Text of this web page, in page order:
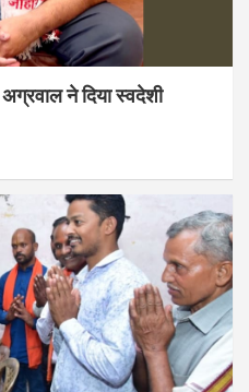
ने दिया स्वदेशी